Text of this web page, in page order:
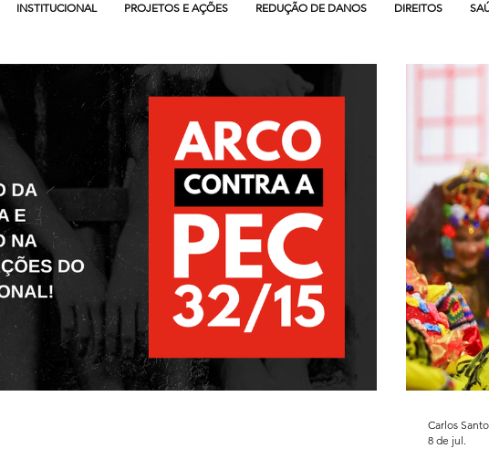
INSTITUCIONAL PROJETOS E AÇÕES REDUÇÃO DE DANOS DIREITOS
Carlos
8 de jul.